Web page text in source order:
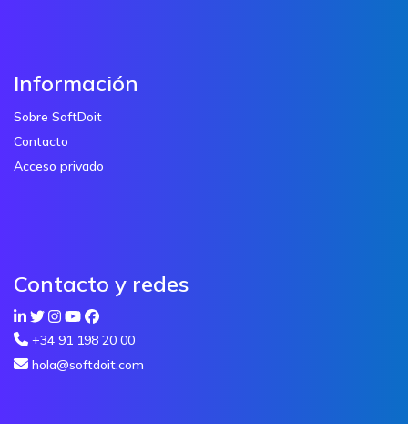
Información
Sobre SoftDoit
Contacto
Acceso privado
Contacto y redes
+34 91 198 20 00
hola@softdoit.com